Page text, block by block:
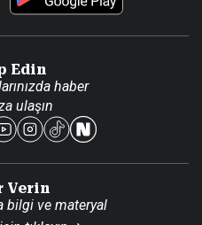
Edin
haber
ulaşın
Verin
bilgi ve materyal